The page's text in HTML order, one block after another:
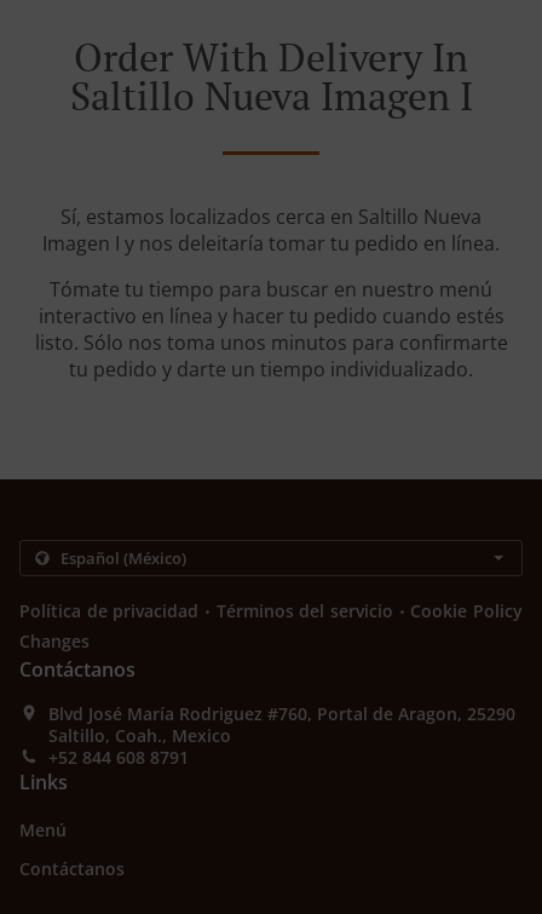
Order With Delivery In
Saltillo Nueva Imagen I
Sí, estamos localizados cerca en Saltillo Nueva
Imagen I y nos deleitaría tomar tu pedido en línea.
Tómate tu tiempo para buscar en nuestro menú
interactivo en línea y hacer tu pedido cuando estés
listo. Sólo nos toma unos minutos para confirmarte
tu pedido y darte un tiempo individualizado.
Política de privacidad . Términos del servicio . Cookie Policy
Changes
Contáctanos
Blvd José María Rodriguez #760, Portal de Aragon, 25290
Saltillo, Coah., Mexico
+52 844 608 8791
Links
Menú
Contáctanos